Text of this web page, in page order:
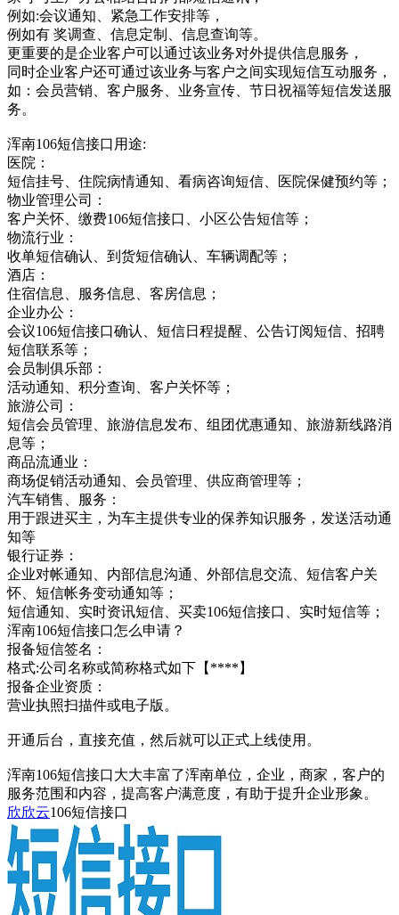
例如:会议通知、紧急工作安排等，
例如有 奖调查、信息定制、信息查询等。
更重要的是企业客户可以通过该业务对外提供信息服务，
同时企业客户还可通过该业务与客户之间实现短信互动服务，
如：会员营销、客户服务、业务宣传、节日祝福等短信发送服
务。
浑南106短信接口用途:
医院：
短信挂号、住院病情通知、看病咨询短信、医院保健预约等；
物业管理公司：
客户关怀、缴费106短信接口、小区公告短信等；
物流行业：
收单短信确认、到货短信确认、车辆调配等；
酒店：
住宿信息、服务信息、客房信息；
企业办公：
会议106短信接口确认、短信日程提醒、公告订阅短信、招聘
短信联系等；
会员制俱乐部：
活动通知、积分查询、客户关怀等；
旅游公司：
短信会员管理、旅游信息发布、组团优惠通知、旅游新线路消
息等；
商品流通业：
商场促销活动通知、会员管理、供应商管理等；
汽车销售、服务：
用于跟进买主，为车主提供专业的保养知识服务，发送活动通
知等
银行证券：
企业对帐通知、内部信息沟通、外部信息交流、短信客户关
怀、短信帐务变动通知等；
短信通知、实时资讯短信、买卖106短信接口、实时短信等；
浑南106短信接口怎么申请？
报备短信签名：
格式:公司名称或简称格式如下【****】
报备企业资质：
营业执照扫描件或电子版。
开通后台，直接充值，然后就可以正式上线使用。
浑南106短信接口大大丰富了浑南单位，企业，商家，客户的
服务范围和内容，提高客户满意度，有助于提升企业形象。
欣欣云106短信接口